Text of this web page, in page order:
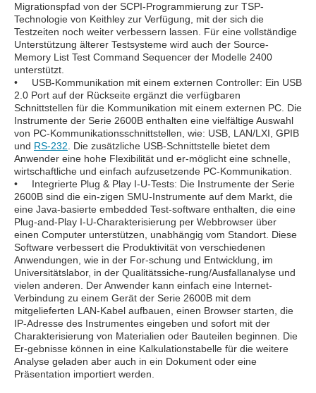
Migrationspfad von der SCPI-Programmierung zur TSP-
Technologie von Keithley zur Verfügung, mit der sich die
Testzeiten noch weiter verbessern lassen. Für eine vollständige
Unterstützung älterer Testsysteme wird auch der Source-
Memory List Test Command Sequencer der Modelle 2400
unterstützt.
• USB-Kommunikation mit einem externen Controller: Ein USB
2.0 Port auf der Rückseite ergänzt die verfügbaren
Schnittstellen für die Kommunikation mit einem externen PC. Die
Instrumente der Serie 2600B enthalten eine vielfältige Auswahl
von PC-Kommunikationsschnittstellen, wie: USB, LAN/LXI, GPIB
und RS-232. Die zusätzliche USB-Schnittstelle bietet dem
Anwender eine hohe Flexibilität und er-möglicht eine schnelle,
wirtschaftliche und einfach aufzusetzende PC-Kommunikation.
• Integrierte Plug & Play I-U-Tests: Die Instrumente der Serie
2600B sind die ein-zigen SMU-Instrumente auf dem Markt, die
eine Java-basierte embedded Test-software enthalten, die eine
Plug-and-Play I-U-Charakterisierung per Webbrowser über
einen Computer unterstützen, unabhängig vom Standort. Diese
Software verbessert die Produktivität von verschiedenen
Anwendungen, wie in der For-schung und Entwicklung, im
Universitätslabor, in der Qualitätssiche-rung/Ausfallanalyse und
vielen anderen. Der Anwender kann einfach eine Internet-
Verbindung zu einem Gerät der Serie 2600B mit dem
mitgelieferten LAN-Kabel aufbauen, einen Browser starten, die
IP-Adresse des Instrumentes eingeben und sofort mit der
Charakterisierung von Materialien oder Bauteilen beginnen. Die
Er-gebnisse können in eine Kalkulationstabelle für die weitere
Analyse geladen aber auch in ein Dokument oder eine
Präsentation importiert werden.